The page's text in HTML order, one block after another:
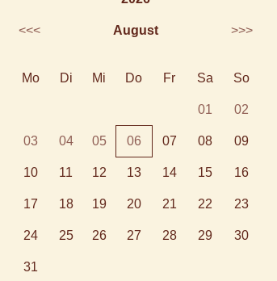
<<< August >>>
Mo Di Mi Do Fr Sa So
01 02
03 04 05 06 07 08 09
10 11 12 13 14 15 16
17 18 19 20 21 22 23
24 25 26 27 28 29 30
31